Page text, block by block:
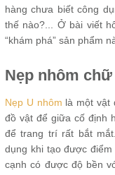
hàng chưa biết công
thế nào?... Ở bài viết
“khám phá” sản phẩm
Nẹp nhôm
Nẹp U nhôm là một vật
đồ vật để giữa cố định
để trang trí rất bắt
dụng khi tạo được
cạnh có được độ bền